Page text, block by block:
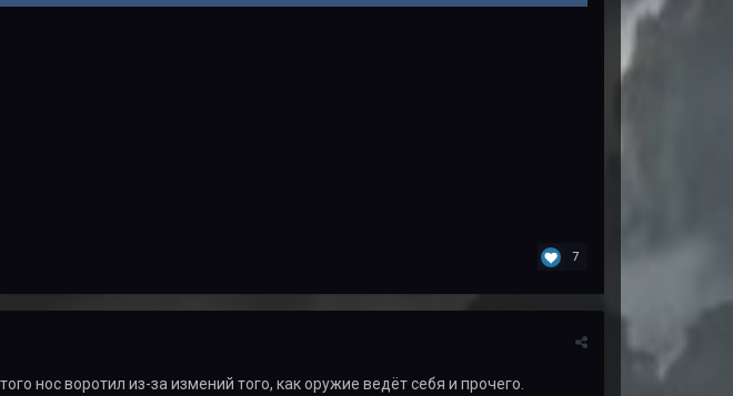
7
нос воротил из-за измений того, как оружие ведёт себя и прочего.